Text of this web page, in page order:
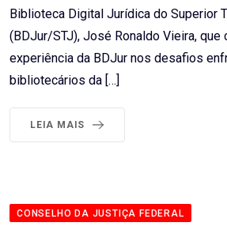
Biblioteca Digital Jurídica do Superior
(BDJur/STJ), José Ronaldo Vieira, que
experiência da BDJur nos desafios
bibliotecários da […]
LEIA MAIS
CONSELHO DA JUSTIÇA FEDERAL